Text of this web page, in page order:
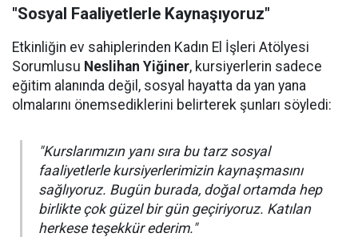
"Sosyal Faaliyetlerle Kaynaşıyoruz"
Etkinliğin ev sahiplerinden Kadın El İşleri Atölyesi
Sorumlusu Neslihan Yiğiner, kursiyerlerin sadece
eğitim alanında değil, sosyal hayatta da yan yana
olmalarını önemsediklerini belirterek şunları söyledi:
"Kurslarımızın yanı sıra bu tarz sosyal
faaliyetlerle kursiyerlerimizin kaynaşmasını
sağlıyoruz. Bugün burada, doğal ortamda hep
birlikte çok güzel bir gün geçiriyoruz. Katılan
herkese teşekkür ederim."